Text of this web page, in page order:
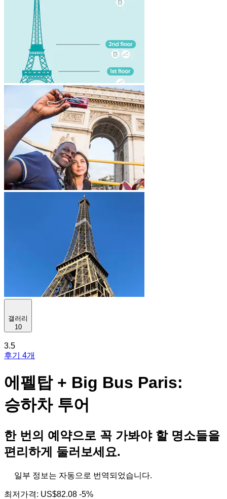
갤러리
10
3.5
후기 4개
에펠탑 + Big Bus Paris:
승하차 투어
한 번의 예약으로 꼭 가봐야 할 명소들을
편리하게 둘러보세요.
일부 정보는 자동으로 번역되었습니다.
최저가격: US$82.08 -5%